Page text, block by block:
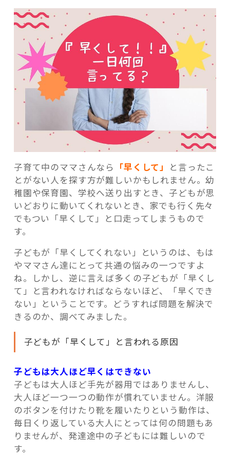
「ひと」
協賛・協力店
コーディネーター紹介
これからの暮らし 住み替え相談
記事検索
子育て中のママさんなら 「早くして」
と言ったこ
とがない人を探す方が難しいかもしれません。幼
稚園や保育園、学校へ送り出すとき、子どもが思
いどおりに動いてくれないとき、家でも行く先々
でもつい「早くして」と口走ってしまうもので
す。
子どもが「早くしてくれない」というのは、もは
やママさん達にとって共通の悩みの一つですよ
ね。しかし、逆に言えば多くの子どもが「早くし
て」と言われなければならないほど、「早くでき
ない」ということです。どうすれば問題を解決で
きるのか、調べてみました。
子どもが「早くして」と言われる原因
子どもは大人ほど早くはできない
子どもは大人ほど手先が器用ではありませんし、
大人ほど一つ一つの動作が慣れていません。洋服
のボタンを付けたり靴を履いたりという動作は、
毎日くり返している大人にとっては何の問題もあ
りませんが、発達途中の子どもには難しいので
す。